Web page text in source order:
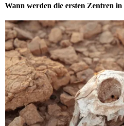
Wann werden die ersten Zentren